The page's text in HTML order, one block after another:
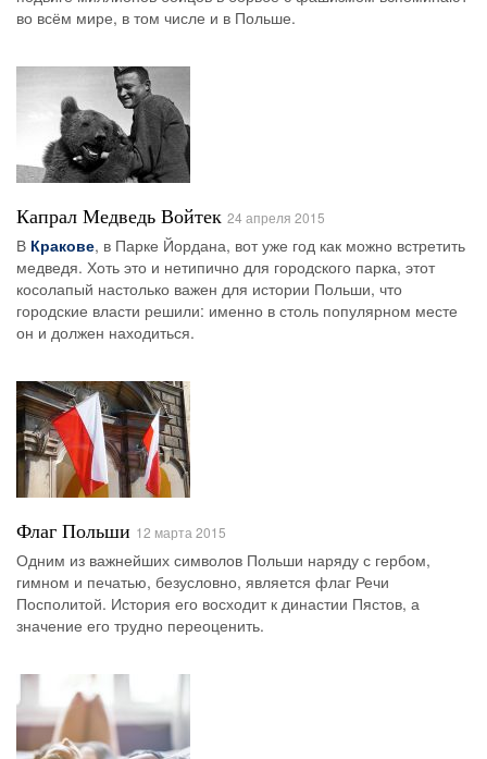
во всём мире, в том числе и в Польше.
Капрал Медведь Войтек 24 апреля 2015
В Кракове, в Парке Йордана, вот уже год как можно встретить
медведя. Хоть это и нетипично для городского парка, этот
косолапый настолько важен для истории Польши, что
городские власти решили: именно в столь популярном месте
он и должен находиться.
Флаг Польши 12 марта 2015
Одним из важнейших символов Польши наряду с гербом,
гимном и печатью, безусловно, является флаг Речи
Посполитой. История его восходит к династии Пястов, а
значение его трудно переоценить.